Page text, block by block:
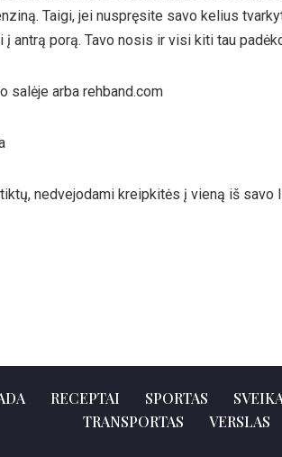
Taigi, jei nuspręsite savo kelius
antrą porą. Tavo nosis ir visi kiti tau
salėje arba rehband.com
nedvejodami kreipkitės į vieną iš
RECEPTAI SPORTAS
TRANSPORTAS
VERSLAS